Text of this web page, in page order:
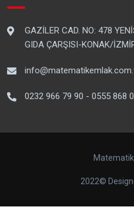
GAZİLER CAD. NO: 478
GIDA ÇARŞISI-KONAK/
0232 966 79 90 - 0555 868
2022©